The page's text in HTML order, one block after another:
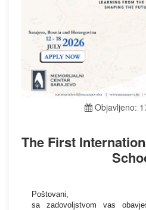
Objavljeno:
The First
Poštovani,
sa zadovoljstvom vas